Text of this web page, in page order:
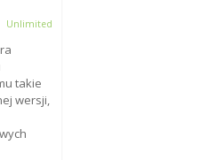
Unlimited
takie
wersji,